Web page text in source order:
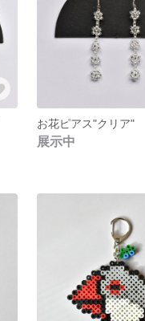
お花ピアス"クリア"
展示中